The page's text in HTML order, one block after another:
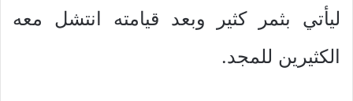
ليأتي بثمر كثير وبعد قيامته انتشل معه
الكثيرين للمجد.